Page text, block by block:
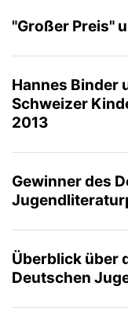
"Großer Preis"
Hannes Binder
Schweizer
2013
Gewinner des
Überblick über
Deutschen